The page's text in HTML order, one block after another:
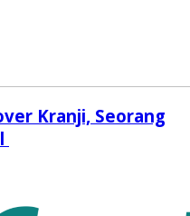
Kranji, Seorang